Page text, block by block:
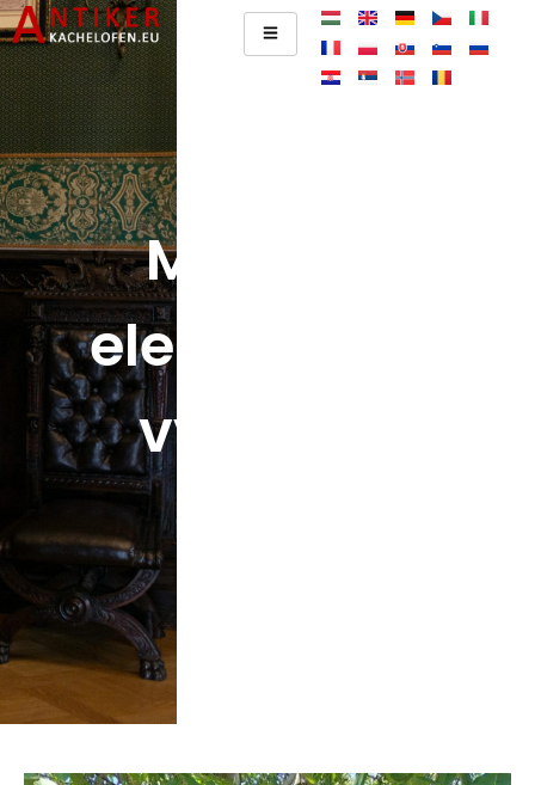
Možnost
elektrického
vytápění